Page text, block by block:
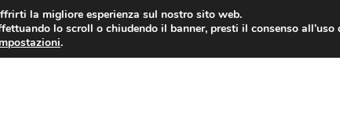
la migliore esperienza sul nostro sito web.
lo scroll o chiudendo il banner, presti il consenso
.